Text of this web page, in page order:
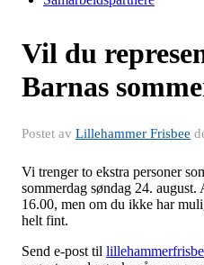
Vil du
Barnas
Postet av Lillehammer Frisbee
Vi trenger to ekstra personer
sommerdag søndag 24.
16.00, men om du ikke har
helt fint.
Send e-post til